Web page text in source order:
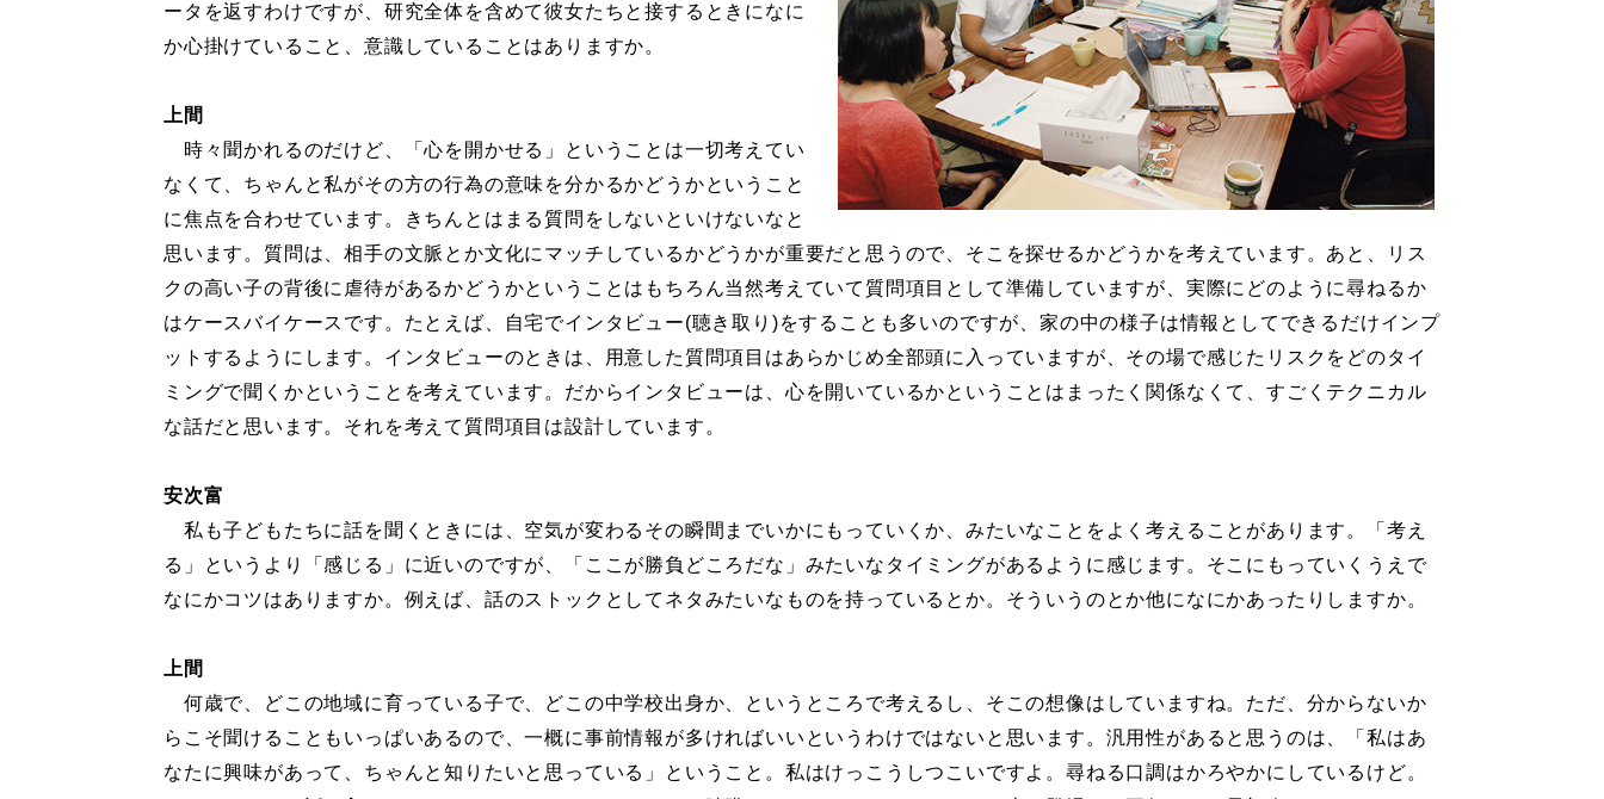
ータを返すわけですが、研究全体を含めて彼女たちと接するときになに
か心掛けていること、意識していることはありますか。
上間
時々聞かれるのだけど、「心を開かせる」ということは一切考えてい
なくて、ちゃんと私がその方の行為の意味を分かるかどうかということ
に焦点を合わせています。きちんとはまる質問をしないといけないなと
思います。質問は、相手の文脈とか文化にマッチしているかどうかが重要だと思うので、そこを探せるかどうかを考えています。あと、リス
クの高い子の背後に虐待があるかどうかということはもちろん当然考えていて質問項目として準備していますが、実際にどのように尋ねるか
はケースバイケースです。たとえば、自宅でインタビュー(聴き取り)をすることも多いのですが、家の中の様子は情報としてできるだけインプ
ットするようにします。インタビューのときは、用意した質問項目はあらかじめ全部頭に入っていますが、その場で感じたリスクをどのタイ
ミングで聞くかということを考えています。だからインタビューは、心を開いているかということはまったく関係なくて、すごくテクニカル
な話だと思います。それを考えて質問項目は設計しています。
安次富
私も子どもたちに話を聞くときには、空気が変わるその瞬間までいかにもっていくか、みたいなことをよく考えることがあります。「考え
る」というより「感じる」に近いのですが、「ここが勝負どころだな」みたいなタイミングがあるように感じます。そこにもっていくうえで
なにかコツはありますか。例えば、話のストックとしてネタみたいなものを持っているとか。そういうのとか他になにかあったりしますか。
上間
何歳で、どこの地域に育っている子で、どこの中学校出身か、というところで考えるし、そこの想像はしていますね。ただ、分からないか
らこそ聞けることもいっぱいあるので、一概に事前情報が多ければいいというわけではないと思います。汎用性があると思うのは、「私はあ
なたに興味があって、ちゃんと知りたいと思っている」ということ。私はけっこうしつこいですよ。尋ねる口調はかろやかにしているけど。